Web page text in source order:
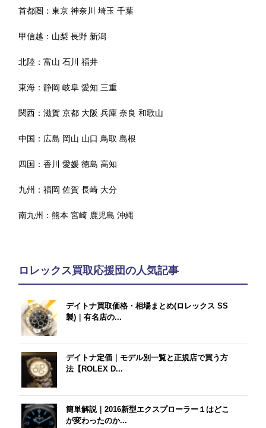
首都圏：東京 神奈川 埼玉 千葉
甲信越： 山梨 長野 新潟
北陸：富山 石川 福井
東海：静岡 岐阜 愛知 三重
関西：滋賀 京都 大阪 兵庫 奈良 和歌山
中国： 広島 岡山 山口 鳥取 島根
四国：香川 愛媛 徳島 高知
九州：福岡 佐賀 長崎 大分
南九州：熊本 宮崎 鹿児島 沖縄
ロレックス買取応援団の人気記事
デイトナ買取価格・相場まとめ(ロレックス SS
製)｜有名店の...
デイトナ定価｜モデル別一覧と正規店で買う方
法【ROLEX D...
簡単解説｜2016新型エクスプローラー１はどこ
が変わったのか...